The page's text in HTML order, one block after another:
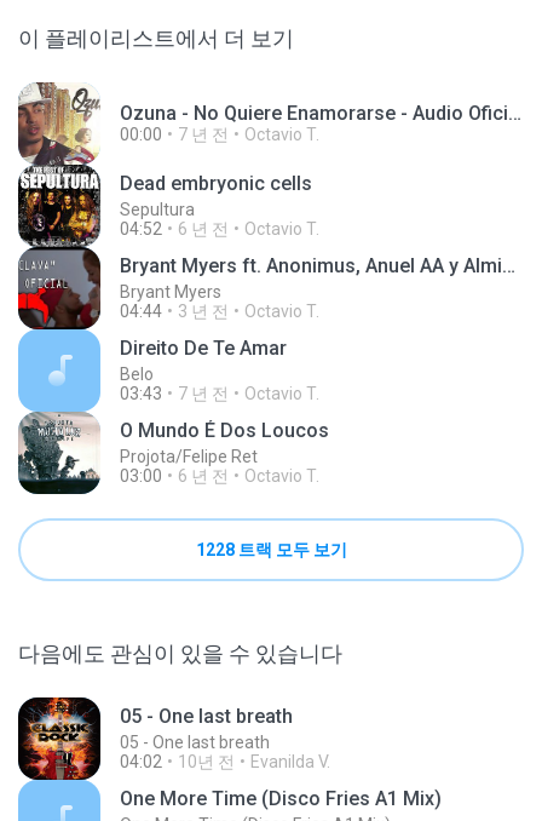
이 플레이리스트에서 더 보기
Ozuna - No Quiere Enamorarse - Audio Oficial - 2015.mp3
00:00 7 년 전 Octavio T.
Dead embryonic cells
Sepultura
04:52
6 년 전 Octavio T.
Bryant Myers ft. Anonimus, Anuel AA y Almighty - Esclava Remix (Video Oficial)
Bryant Myers
04:44
3 년 전 Octavio T.
Direito De Te Amar
Belo
03:43
7 년 전 Octavio T.
O Mundo É Dos Loucos
Projota/Felipe Ret
03:00
6 년 전 Octavio T.
1228 트랙 모두 보기
다음에도 관심이 있을 수 있습니다
05 - One last breath
05 - One last breath
04:02
10년 전 Evanilda V.
One More Time (Disco Fries A1 Mix)